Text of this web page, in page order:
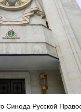
Синода Русской